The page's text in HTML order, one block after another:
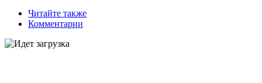
Читайте также
Комментарии